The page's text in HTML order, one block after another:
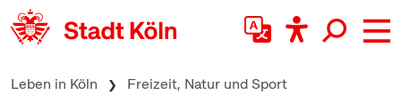
zum Inhalt springen
Leben in Köln Freizeit, Natur und Sport